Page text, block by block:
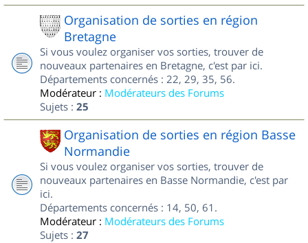
Organisation de sorties en région
Bretagne
Si vous voulez organiser vos sorties, trouver de
nouveaux partenaires en Bretagne, c'est par ici.
Départements concernés : 22, 29, 35, 56.
Modérateur : Modérateurs des Forums
Sujets : 25
Organisation de sorties en région Basse
Normandie
Si vous voulez organiser vos sorties, trouver de
nouveaux partenaires en Basse Normandie, c'est par
ici.
Départements concernés : 14, 50, 61.
Modérateur : Modérateurs des Forums
Sujets : 27